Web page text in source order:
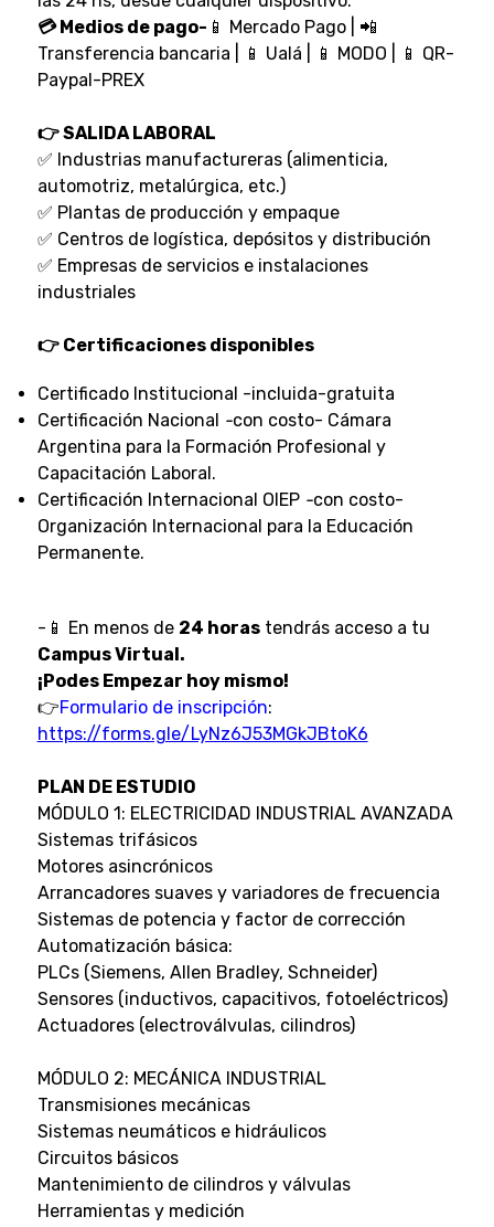
💳 Medios de pago- 📱 Mercado Pago | 📲
Transferencia bancaria | 📱 Ualá | 📱 MODO | 📱 QR-
Paypal-PREX
👉 SALIDA LABORAL
✅ Industrias manufactureras (alimenticia,
automotriz, metalúrgica, etc.)
✅ Plantas de producción y empaque
✅ Centros de logística, depósitos y distribución
✅ Empresas de servicios e instalaciones
industriales
👉 Certificaciones disponibles
Certificado Institucional -incluida-gratuita
Certificación Nacional -con costo- Cámara
Argentina para la Formación Profesional y
Capacitación Laboral.
Certificación Internacional OIEP -con costo-
Organización Internacional para la Educación
Permanente.
-📱 En menos de 24 horastendrás acceso a tu
Campus Virtual.
¡Podes Empezar hoy mismo!
👉Formulario de inscripción:
https://forms.gle/LyNz6J53MGkJBtoK6
PLAN DE ESTUDIO
MÓDULO 1: ELECTRICIDAD INDUSTRIAL AVANZADA
Sistemas trifásicos
Motores asincrónicos
Arrancadores suaves y variadores de frecuencia
Sistemas de potencia y factor de corrección
Automatización básica:
PLCs (Siemens, Allen Bradley, Schneider)
Sensores (inductivos, capacitivos, fotoeléctricos)
Actuadores (electroválvulas, cilindros)
MÓDULO 2: MECÁNICA INDUSTRIAL
Transmisiones mecánicas
Sistemas neumáticos e hidráulicos
Circuitos básicos
Mantenimiento de cilindros y válvulas
Herramientas y medición